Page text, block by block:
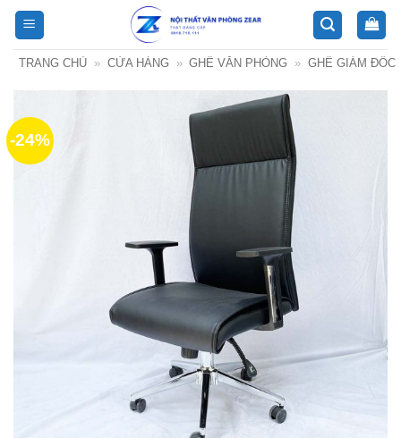
Bỏ
qua
nội
TRANG CHỦ » CỬA HÀNG » GHẾ VĂN PHÒNG » GHẾ GIÁM ĐỐC
-24%